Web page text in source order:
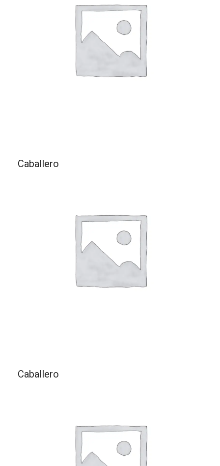
Caballero
Caballero